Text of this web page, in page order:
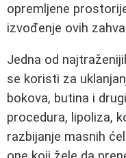
opremljene
izvođenje ovih
Jedna od
se koristi za
bokova, butina i
procedura, lipoliza,
razbijanje masnih